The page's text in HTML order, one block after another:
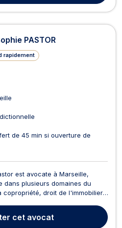
PASTOR
rapidement
de 45 min si ouverture de
est avocate à Marseille,
dans plusieurs domaines du
copropriété, droit de l'immobilier,
surendettement, droit
... cet avocat